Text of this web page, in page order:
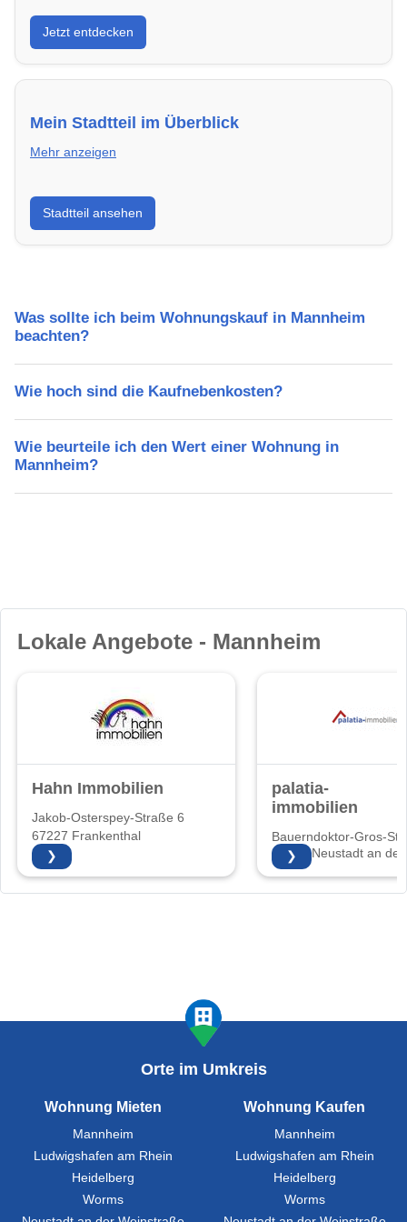
Entdecke Neubauprojekte in Mannheim – modern,
energieeffizient und sofort bezugsfertig.
Jetzt entdecken
Mein Stadtteil im Überblick
Mehr anzeigen
Erfahre mehr über deinen Stadtteil in Mannheim:
Lebensqualität, Verkehrsanbindung, Schulen,
Freizeitmöglichkeiten und Mietpreise.
Stadtteil ansehen
Was sollte ich beim Wohnungskauf in Mannheim
beachten?
Wie hoch sind die Kaufnebenkosten?
Wie beurteile ich den Wert einer Wohnung in
Mannheim?
Lokale Angebote - Mannheim
Hahn Immobilien
Jakob-Osterspey-Straße 6
67227 Frankenthal
❯
palatia-
immobilien
Bauerndoktor-Gros-
67435 Neustadt an der
Weinstraße
❯
Orte im Umkreis
Wohnung Mieten
Mannheim
Ludwigshafen am Rhein
Heidelberg
Worms
Wohnung Kaufen
Mannheim
Ludwigshafen am Rhein
Heidelberg
Worms